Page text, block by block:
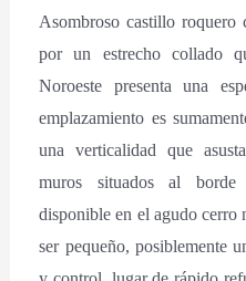
Asombroso castillo roquero
por un estrecho collado
Noroeste presenta una
emplazamiento es
una verticalidad que
muros situados al
disponible en el agudo cerro
ser pequeño, posiblemente